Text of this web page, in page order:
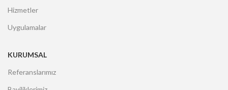
Hizmetler
Uygulamalar
KURUMSAL
Referanslarımız